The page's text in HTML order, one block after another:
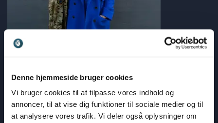
Denne hjemmeside bruger cookies
Vi bruger cookies til at tilpasse vores indhold og
annoncer, til at vise dig funktioner til sociale medier og til
at analysere vores trafik. Vi deler også oplysninger om
Psykologisk tryghed
Mental styrke i teams handler ikke om at være hård
Anika Tronier
Frygt, mod og ansvar i adfærd, kultur og samarbejde
: Mental styrke i teams handler ikke om at